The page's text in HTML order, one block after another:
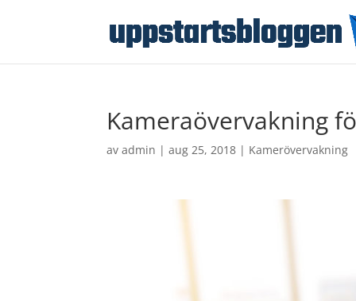
Kameraövervakning
avadmin |aug 25, 2018 | Kamerövervakning